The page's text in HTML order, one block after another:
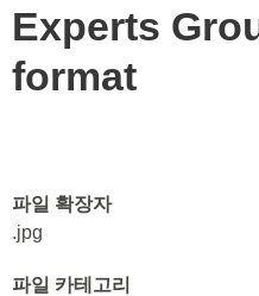
Experts
format
파일 확장자
.jpg
파일 카테고리